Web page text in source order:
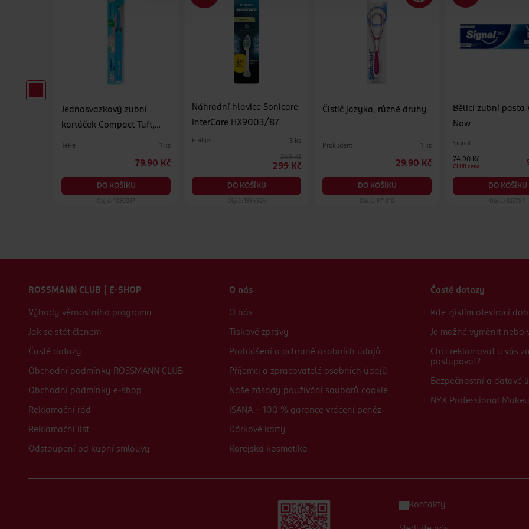
Jednosvazkový zubní
kartáček Compact Tuft,
TePe 1 ks
79.90 Kč
DO KOŠÍKU
Náhradní hlavice Sonicare
InterCare HX9003/87
Philips 3 ks
349 Kč
299 Kč
DO KOŠÍKU
Obj. č.: 1394924
Čistič jazyka, různé druhy
Prokudent 1 ks
29.90 Kč
DO KOŠÍKU
Obj. č.: 971010
Bělicí zubní pasta
Now
Signal
74.90 Kč
CLUB cena
DO KOŠÍKU
Obj. č.: 823784
ROSSMANN CLUB | E-SHOP
Výhody věrnostního programu
Jak se stát členem
Časté dotazy
Obchodní podmínky ROSSMANN CLUB
Obchodní podmínky e-shop
Reklamační řád
Reklamační list
Odstoupení od kupní smlouvy
O nás
O nás
Tiskové zprávy
Prohlášení o ochraně osobních údajů
Příjemci a zpracovatelé osobních údajů
Naše zásady používání souborů cookie
ISANA - 100 % garance vrácení peněz
Dárkové karty
Korejská kosmetika
Časté dotazy
Kde zjistím otevírací
Je možné vyměnit nebo
Chci reklamovat u vás
postupovat?
Bezpečnostní a datové
NYX Professional
Kontakty